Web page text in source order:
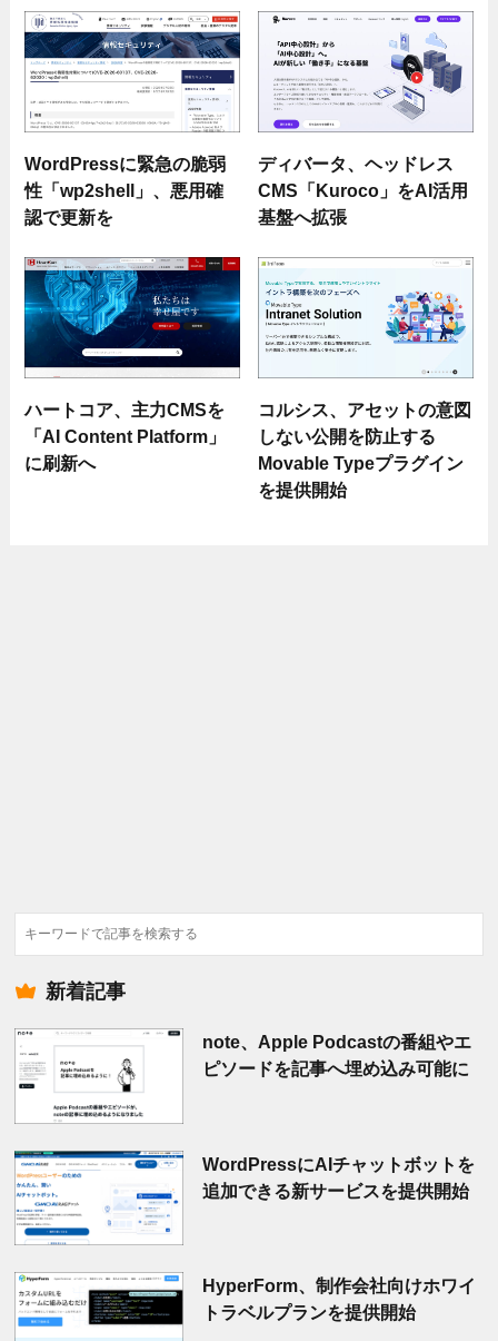
WordPressに緊急の脆弱
性「wp2shell」、悪用確
認で更新を
ディバータ、ヘッドレス
CMS「Kuroco」をAI活用
基盤へ拡張
ハートコア、主力CMSを
「AI Content Platform」
に刷新へ
コルシス、アセットの意図
しない公開を防止する
Movable Typeプラグイン
を提供開始
検
索
新着記事
note、Apple Podcastの番組やエ
ピソードを記事へ埋め込み可能に
WordPressにAIチャットボットを
追加できる新サービスを提供開始
HyperForm、制作会社向けホワイ
トラベルプランを提供開始